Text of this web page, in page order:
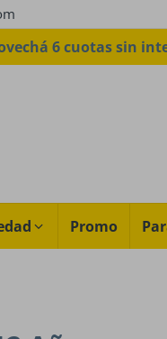
6 cuotas sin
Promo